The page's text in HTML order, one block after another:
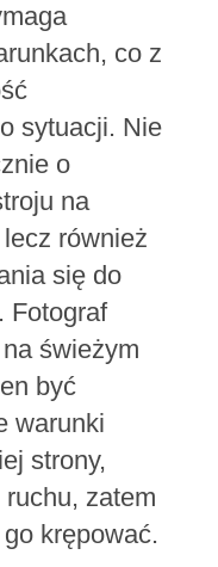
co z
sytuacji. Nie
o
na
również
się do
Fotograf
świeżym
być
warunki
strony,
ruchu, zatem
krępować.